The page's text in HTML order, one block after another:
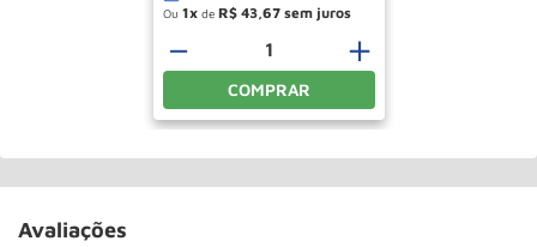
Ou 1 de R$ 43,67
＋
－
COMPRAR
Avaliações